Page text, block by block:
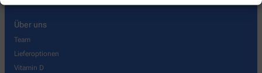
Über uns
Team
Lieferoptionen
Vitamin D